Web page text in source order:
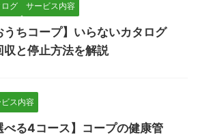
グ サービス内容
うちコープ】いらないカタログ
収と停止方法を解説
ス内容
べる4コース】コープの健康管